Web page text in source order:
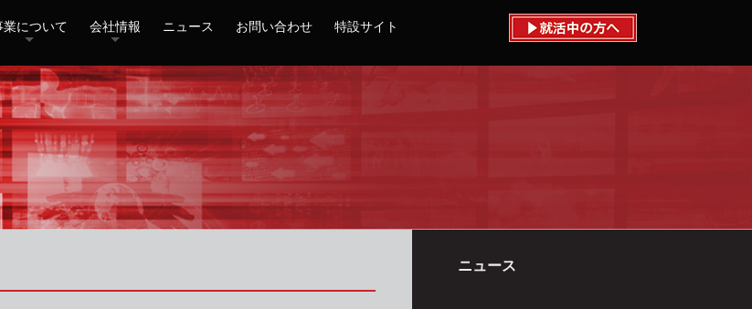
業について 会社情報 ニュース お問い合わせ 特設サイト
ニュース